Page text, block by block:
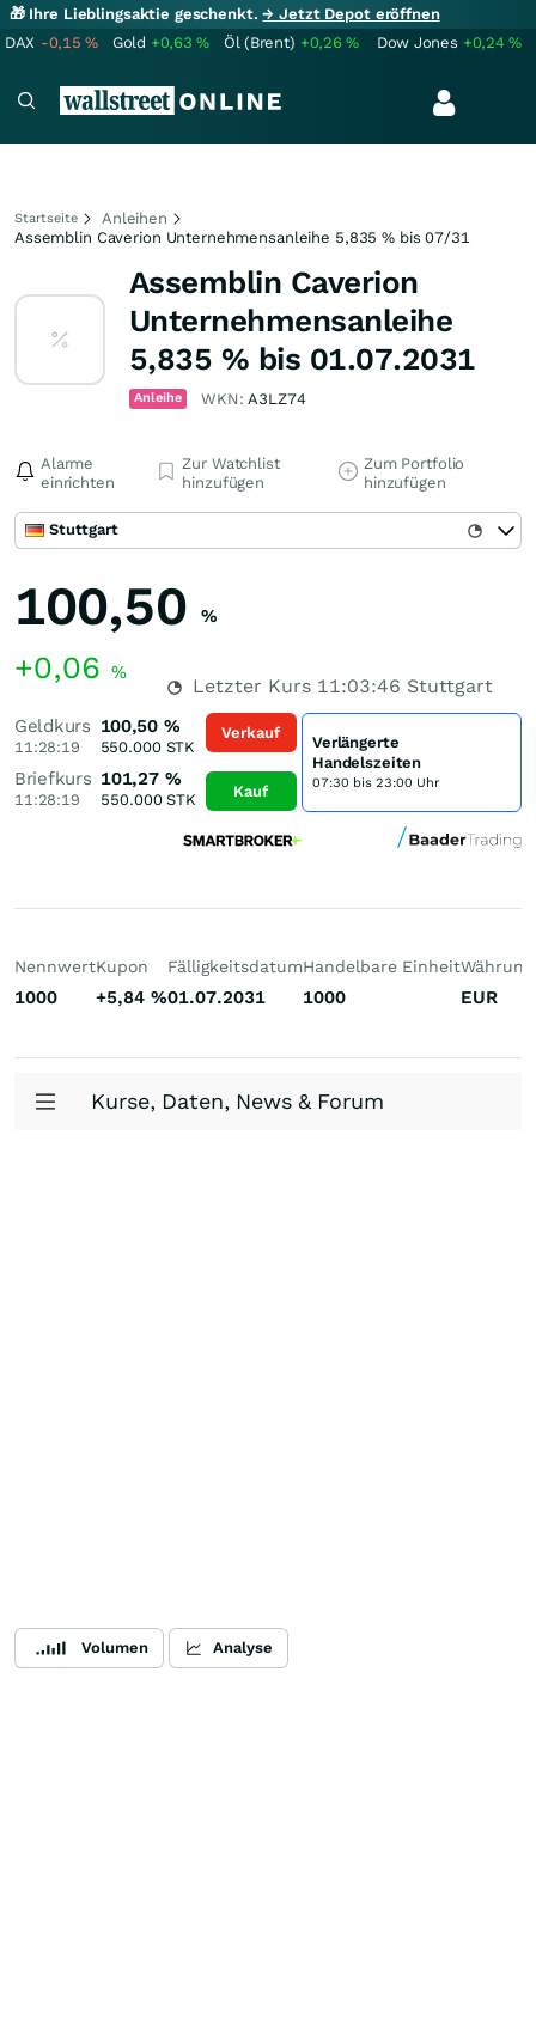
🎁 Ihre Lieblingsaktie geschenkt.→ Jetzt Depot eröffnen
DAX -0,15% Gold +0,63% Öl (Brent) +0,26% Dow Jones +0,24%
Startseite
Anleihen
Assemblin Caverion Unternehmensanleihe 5,835 % bis 07/31
Assemblin Caverion
Unternehmensanleihe
5,835 % bis 01.07.2031
Anleihe WKN:A3LZ74
Alarme
einrichten
Zur Watchlist
hinzufügen
Zum Portfolio
hinzufügen
Stuttgart
100,50 %
+0,06 %
Letzter Kurs 11:03:46 Stuttgart
Geldkurs
11:28:19
100,50 %
550.000STK
Briefkurs
11:28:19
101,27 %
550.000STK
Verkauf
Kauf
Verlängerte
Handelszeiten
07:30 bis 23:00 Uhr
Nennwert
1000
Kupon
+5,84 %
Fälligkeitsdatum
01.07.2031
Handelbare Einheit
1000
Währung
EUR
Kurse, Daten, News & Forum
Volumen Analyse